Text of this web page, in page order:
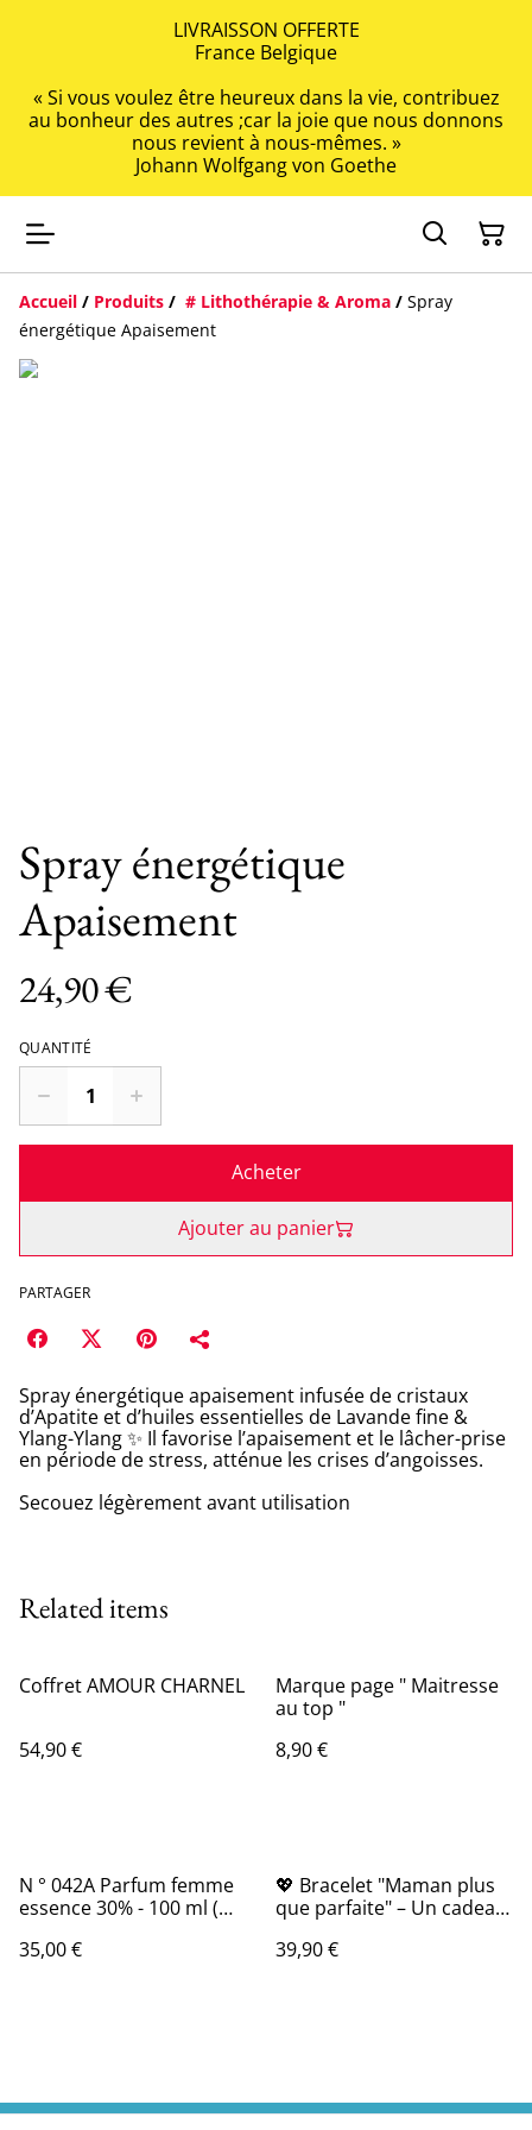
LIVRAISSON OFFERTE
France Belgique
« Si vous voulez être heureux dans la vie, contribuez
au bonheur des autres ;car la joie que nous donnons
nous revient à nous-mêmes. »
Johann Wolfgang von Goethe
Accueil / Produits / # Lithothérapie & Aroma / Spray
énergétique Apaisement
Spray énergétique
Apaisement
24,90 €
QUANTITÉ
Acheter
Ajouter au panier
PARTAGER
Spray énergétique apaisement infusée de cristaux
d’Apatite et d’huiles essentielles de Lavande fine &
Ylang-Ylang ✨ Il favorise l’apaisement et le lâcher-prise
en période de stress, atténue les crises d’angoisses.
Secouez légèrement avant utilisation
Related items
Coffret AMOUR CHARNEL
54,90 €
Marque page " Maitresse
au top "
8,90 €
N ° 042A Parfum femme
essence 30% - 100 ml (
cancer ).Viva la Vita .......
35,00 €
💖 Bracelet "Maman plus
que parfaite" – Un cadeau
39,90 €